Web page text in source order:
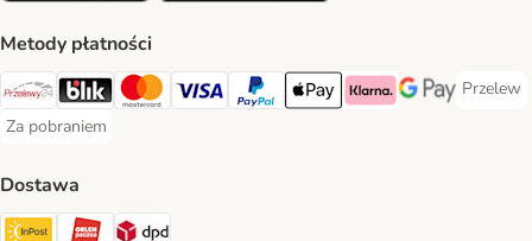
Metody płatności
Przelewy24 Payment Method
Blik Payment Method
MasterCard Payment Method
Visa Payment Method
PayPal Payment Method
Apple Pay Payment Method
Klarna Payment Method
Google Pay
Przelew
Przelew
Za pobraniem
Za pobraniem Payment Method
Dostawa
Paczkomat® Shipping Method
ORLEN Paczka Shipping Method
DPD Shipping Method